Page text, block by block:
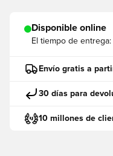
Disponible online
El tiempo de entrega:
Envío gratis a
30 días para
10 millones de